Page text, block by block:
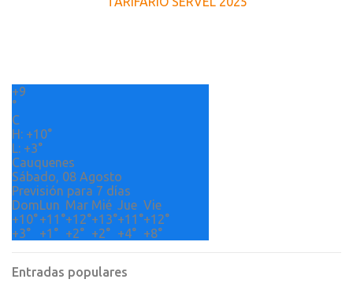
s
+9
°
C
H: +10°
L: +3°
Cauquenes
Sábado, 08 Agosto
Previsión para 7 días
DomLun Mar Mié Jue Vie
+10°+11°+12°+13°+11°+12°
+3° +1° +2° +2° +4° +8°
Entradas populares